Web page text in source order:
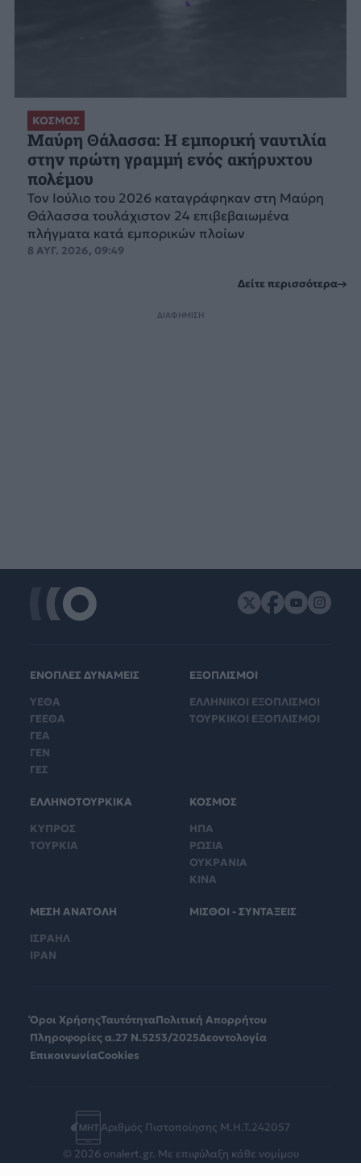
ΚΟΣΜΟΣ
Μαύρη Θάλασσα: Η εμπορική ναυτιλία
στην πρώτη γραμμή ενός ακήρυχτου
πολέμου
Τον Ιούλιο του 2026 καταγράφηκαν στη Μαύρη
Θάλασσα τουλάχιστον 24 επιβεβαιωμένα
πλήγματα κατά εμπορικών πλοίων
8 ΑΥΓ. 2026, 09:49
Δείτε περισσότερα
ΔΙΑΦΗΜΙΣΗ
ΕΝΟΠΛΕΣ ΔΥΝΑΜΕΙΣ
ΥΕΘΑ
ΓΕΕΘΑ
ΓΕΑ
ΓΕΝ
ΓΕΣ
ΕΞΟΠΛΙΣΜΟΙ
ΕΛΛΗΝΙΚΟΙ ΕΞΟΠΛΙΣΜΟΙ
ΤΟΥΡΚΙΚΟΙ ΕΞΟΠΛΙΣΜΟΙ
ΕΛΛΗΝΟΤΟΥΡΚΙΚΑ
ΚΥΠΡΟΣ
ΤΟΥΡΚΙΑ
ΚΟΣΜΟΣ
ΗΠΑ
ΡΩΣΙΑ
ΟΥΚΡΑΝΙΑ
ΚΙΝΑ
ΜΕΣΗ ΑΝΑΤΟΛΗ
ΙΣΡΑΗΛ
ΙΡΑΝ
ΜΙΣΘΟΙ - ΣΥΝΤΑΞΕΙΣ
Όροι ΧρήσηςΤαυτότηταΠολιτική Απορρήτου
Πληροφορίες α.27 Ν.5253/2025Δεοντολογία
ΕπικοινωνίαCookies
Αριθμός Πιστοποίησης Μ.Η.Τ.242057
© 2026 onalert.gr. Με επιφύλαξη κάθε νομίμου